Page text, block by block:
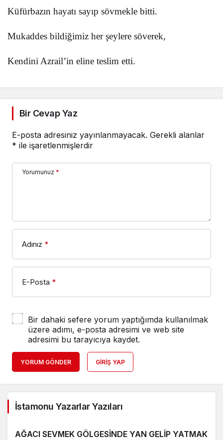
Küfürbazın hayatı sayıp sövmekle bitti.
Mukaddes bildiğimiz her şeylere söverek,
Kendini Azrail’in eline teslim etti.
Bir Cevap Yaz
E-posta adresiniz yayınlanmayacak. Gerekli alanlar
* ile işaretlenmişlerdir
Yorumunuz *
Adınız *
E-Posta *
Bir dahaki sefere yorum yaptığımda kullanılmak
üzere adımı, e-posta adresimi ve web site
adresimi bu tarayıcıya kaydet.
YORUM GÖNDER GIRIŞ YAP
İstamonu Yazarlar Yazıları
AĞACI SEVMEK GÖLGESİNDE YAN GELİP YATMAK